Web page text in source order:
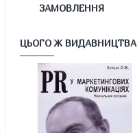
ЗАМОВЛЕННЯ
ЦЬОГО Ж ВИДАВНИЦТВА